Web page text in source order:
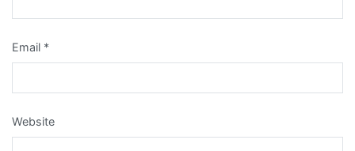
Email *
Website